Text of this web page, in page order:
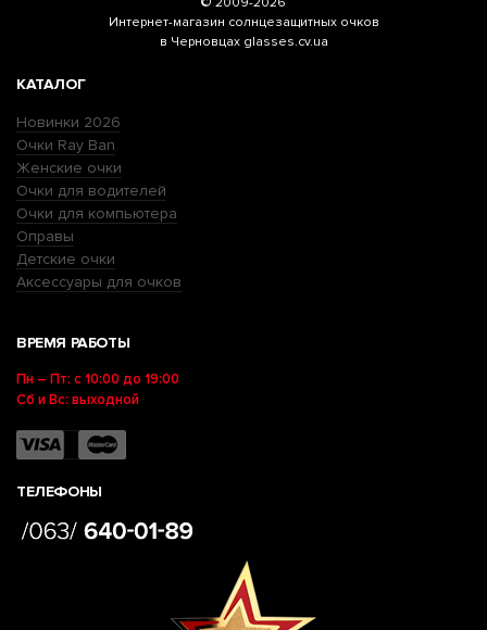
Интернет-магазин солнцезащитных очков
в Черновцах glasses.cv.ua
КАТАЛОГ
Новинки 2026
Очки Ray Ban
Женские очки
Очки для водителей
Очки для компьютера
Оправы
Детские очки
Аксессуары для очков
ВРЕМЯ РАБОТЫ
Пн – Пт: с 10:00 до 19:00
Сб и Вс: выходной
ТЕЛЕФОНЫ